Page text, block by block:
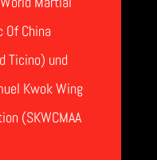
China
Ticino) und
Kwok Wing
(SKWCMAA